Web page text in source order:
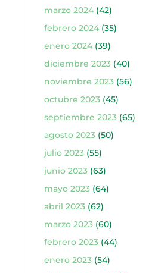
marzo 2024(42)
febrero 2024(35)
enero 2024(39)
diciembre 2023(40)
noviembre 2023(56)
octubre 2023(45)
septiembre 2023(65)
agosto 2023(50)
julio 2023(55)
junio 2023(63)
mayo 2023(64)
abril 2023(62)
marzo 2023(60)
febrero 2023(44)
enero 2023(54)